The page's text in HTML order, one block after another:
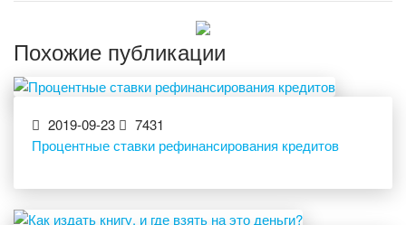
Похожие публикации
2019-09-23
7431
Процентные ставки рефинансирования кредитов